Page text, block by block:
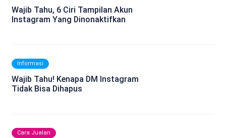
Wajib Tahu, 6 Ciri Tampilan Akun
Instagram Yang Dinonaktifkan
Informasi
Wajib Tahu! Kenapa DM Instagram
Tidak Bisa Dihapus
Cara Jualan